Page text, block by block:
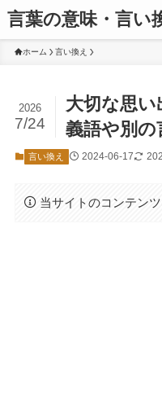
言葉の意味・言い
ホーム 言い換え
大切な思い
義語や別の
2026
7/24
言い換え 2024-06-17
当サイトのコンテン